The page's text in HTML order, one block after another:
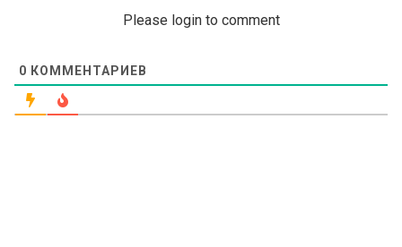
Please login to comment
0 КОММЕНТАРИЕВ